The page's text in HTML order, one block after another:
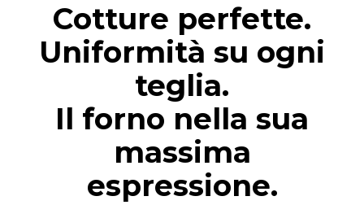
Cotture perfette.
Uniformità su ogni
teglia.
Il forno nella sua
massima
espressione.